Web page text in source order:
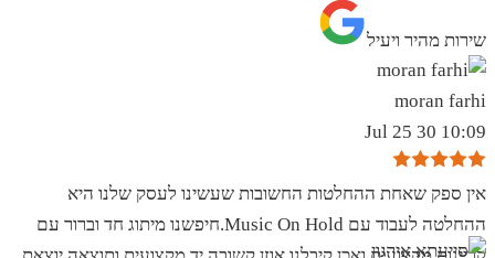
שירות מהיר ויעיל
moran farhi
10:09 30 Jul 25
אין ספק שאחת ההחלטות החשובות שעשינו לעסק שלנו היא
ההחלטה לעבוד עם Music On Hold.חיפשנו מיתוג חד וברור עם